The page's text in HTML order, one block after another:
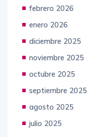
febrero 2026
enero 2026
diciembre 2025
noviembre 2025
octubre 2025
septiembre 2025
agosto 2025
julio 2025